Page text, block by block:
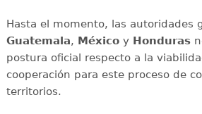
Hasta el momento, las autoridades
Guatemala, Méxicoy Honduras
postura oficial respecto a la
cooperación para este proceso de
territorios.